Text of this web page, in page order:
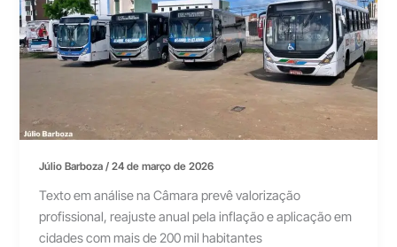
Júlio Barboza/24 de março de 2026
Texto em análise na Câmara prevê valorização
profissional, reajuste anual pela inflação e aplicação em
cidades com mais de 200 mil habitantes